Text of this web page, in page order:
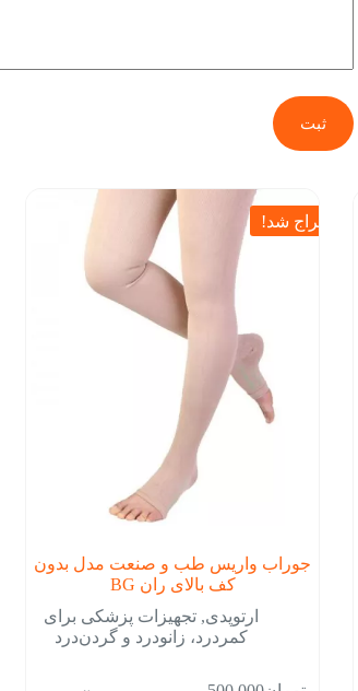
ثبت
حراج شد!
جوراب واریس طب و صنعت مدل بدون
کف بالای ران BG
ارتوپدی,تجهیزات پزشکی برای
کمردرد، زانودرد و گردن‌درد